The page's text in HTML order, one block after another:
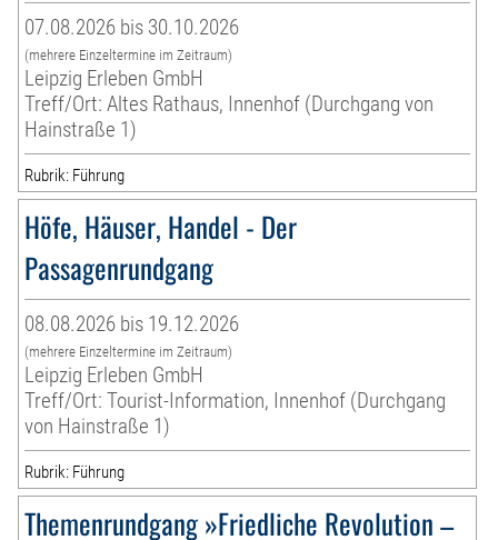
07.08.2026 bis 30.10.2026
(mehrere Einzeltermine im Zeitraum)
Leipzig Erleben GmbH
Treff/Ort: Altes Rathaus, Innenhof (Durchgang von
Hainstraße 1)
Rubrik: Führung
Höfe, Häuser, Handel - Der
Passagenrundgang
08.08.2026 bis 19.12.2026
(mehrere Einzeltermine im Zeitraum)
Leipzig Erleben GmbH
Treff/Ort: Tourist-Information, Innenhof (Durchgang
von Hainstraße 1)
Rubrik: Führung
Themenrundgang »Friedliche Revolution –